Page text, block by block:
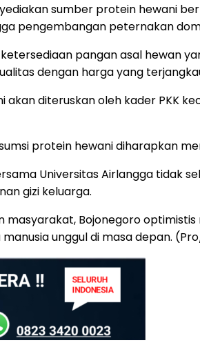
sumber protein hewani
pengembangan peternakan
pangan asal hewan
dengan harga yang
akan diteruskan oleh kader PKK
protein hewani diharapkan
Universitas Airlangga tidak
gizi keluarga.
masyarakat, Bojonegoro
unggul di masa depan.